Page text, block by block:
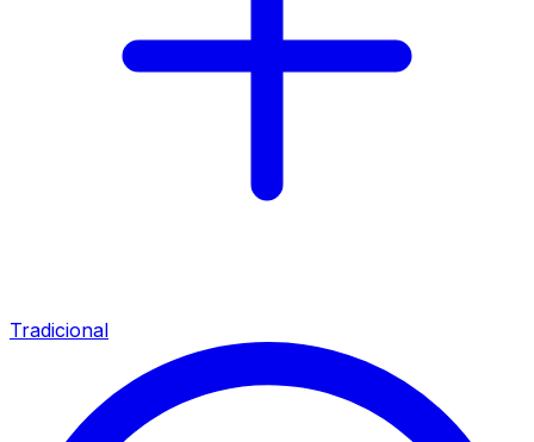
Tradicional